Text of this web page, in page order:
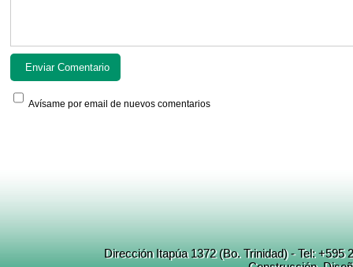
Avísame por email de nuevos comentarios
Dirección Itapúa 1372 (Bo. Trinidad) - Tel: